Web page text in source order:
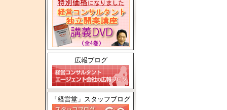
広報ブログ
「経営堂」スタッフブログ